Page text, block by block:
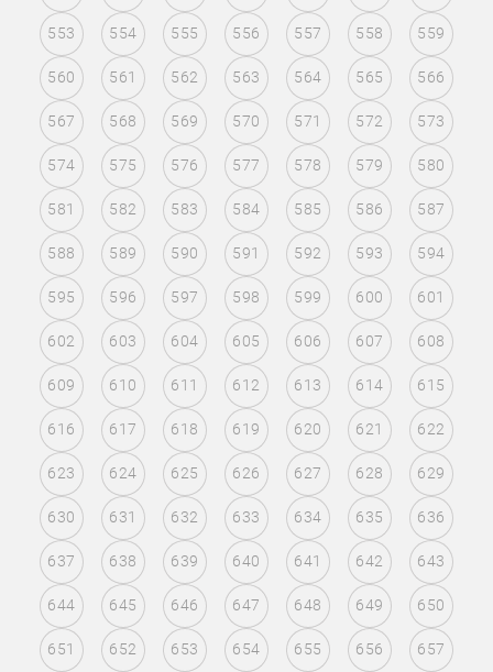
553 554 555 556 557 558 559
560 561 562 563 564 565 566
567 568 569 570 571 572 573
574 575 576 577 578 579 580
581 582 583 584 585 586 587
588 589 590 591 592 593 594
595 596 597 598 599 600 601
602 603 604 605 606 607 608
609 610 611 612 613 614 615
616 617 618 619 620 621 622
623 624 625 626 627 628 629
630 631 632 633 634 635 636
637 638 639 640 641 642 643
644 645 646 647 648 649 650
651 652 653 654 655 656 657